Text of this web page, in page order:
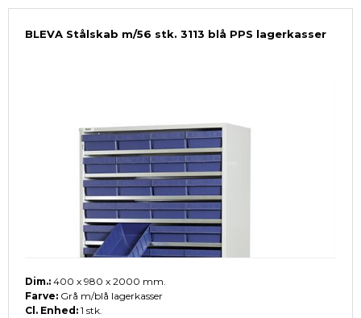
BLEVA Stålskab m/56 stk. 3113 blå PPS lagerkasser
Dim.: 400 x 980 x 2000 mm.
Farve: Grå m/blå lagerkasser
Cl. Enhed: 1 stk.